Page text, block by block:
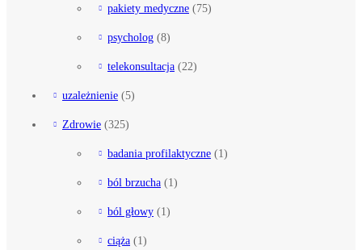
pakiety medyczne (75)
psycholog (8)
telekonsultacja (22)
uzależnienie (5)
Zdrowie (325)
badania profilaktyczne (1)
ból brzucha (1)
ból głowy (1)
ciąża (1)